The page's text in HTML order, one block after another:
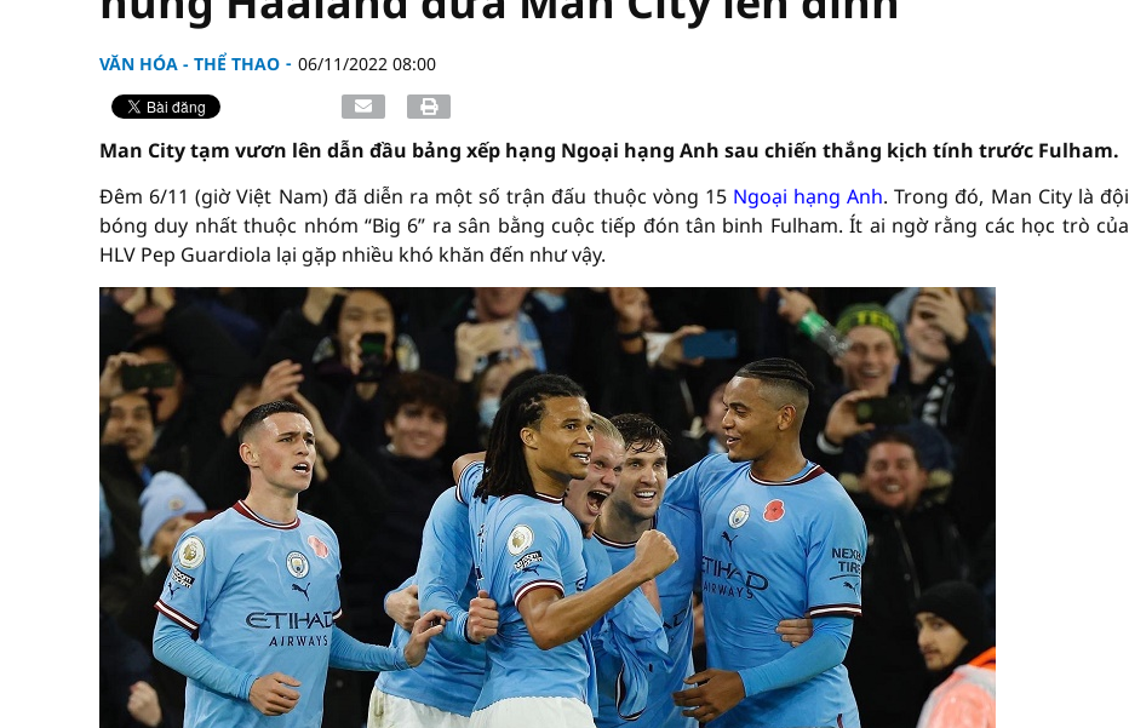
VĂN HÓA - THỂ THAO 06/11/2022 08:00
Man City tạm vươn lên dẫn đầu bảng xếp hạng Ngoại hạng Anh sau chiến thắng kịch tính trước Fulham.
Đêm 6/11 (giờ Việt Nam) đã diễn ra một số trận đấu thuộc vòng 15 Ngoại hạng Anh. Trong đó, Man City là đội
bóng duy nhất thuộc nhóm “Big 6” ra sân bằng cuộc tiếp đón tân binh Fulham. Ít ai ngờ rằng các học trò của
HLV Pep Guardiola lại gặp nhiều khó khăn đến như vậy.